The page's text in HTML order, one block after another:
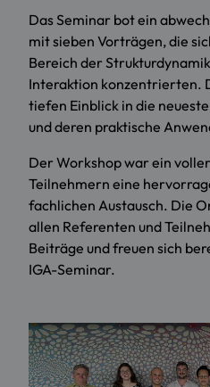
Das Seminar bot ein
mit sieben Vorträgen, die
Bereich der
Interaktion konzentrierten.
tiefen Einblick in die
und deren praktische
Der Workshop war ein
Teilnehmern eine
fachlichen Austausch. Die
allen Referenten und
Beiträge und freuen sich
IGA-Seminar.